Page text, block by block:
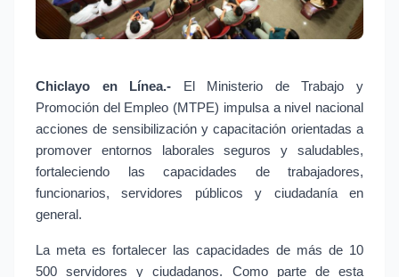
Chiclayo en Línea.-
El Ministerio de Trabajo y
Promoción del Empleo (MTPE) impulsa a nivel nacional
acciones de sensibilización y capacitación orientadas a
promover entornos laborales seguros y saludables,
fortaleciendo las capacidades de trabajadores,
funcionarios, servidores públicos y ciudadanía en
general.
La meta es fortalecer las capacidades de más de 10
500 servidores y ciudadanos. Como parte de esta